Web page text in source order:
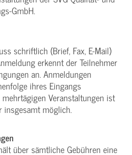
GmbH.
schriftlich (Brief, Fax, E-Mail)
erkennt der Teilnehmer
an. Anmeldungen
ihres Eingangs
Veranstaltungen ist
insgesamt möglich.
über sämtliche Gebühren eine